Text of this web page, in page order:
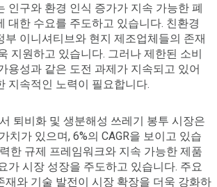
인구와 환경 인식 증가가 지속 가능한 폐
대한 수요를 주도하고 있습니다. 친환경
부 이니셔티브와 현지 제조업체들의 존재
지원하고 있습니다. 그러나 제한된 소비
용성과 같은 도전 과제가 지속되고 있어
지속적인 노력이 필요합니다.
퇴비화 및 생분해성 쓰레기 봉투 시장은
치가 있으며, 6%의 CAGR을 보이고 있습
한 규제 프레임워크와 지속 가능한 제품
가 시장 성장을 주도하고 있습니다. 주요
재와 기술 발전이 시장 확장을 더욱 강화하